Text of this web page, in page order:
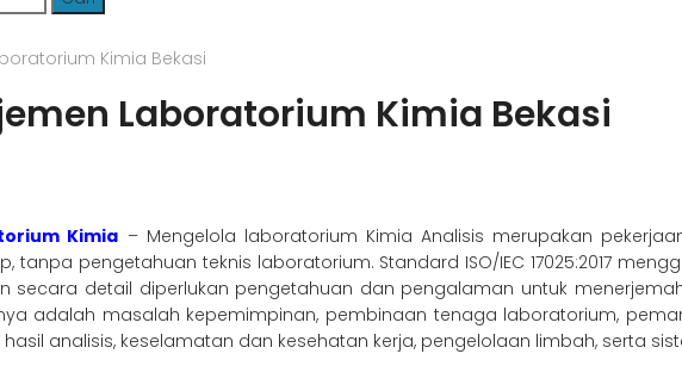
Kimia Bekasi
Laboratorium Kimia Bekasi
Kimia – Mengelola laboratorium Kimia Analisis merupakan
tanpa pengetahuan teknis laboratorium. Standard ISO/IEC 17025:2017
secara detail diperlukan pengetahuan dan pengalaman untuk
adalah masalah kepemimpinan, pembinaan tenaga laboratorium,
analisis, keselamatan dan kesehatan kerja, pengelolaan limbah, serta